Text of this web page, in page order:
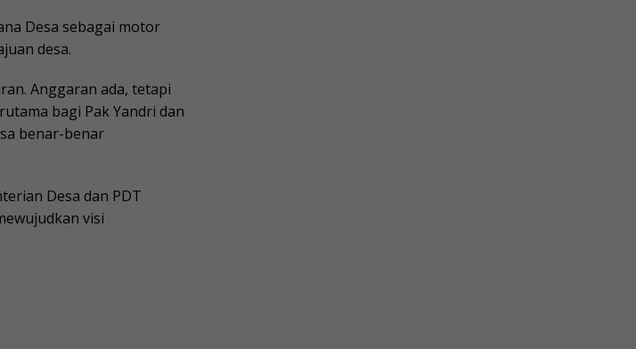
Desa sebagai motor
desa.
Anggaran ada, tetapi
bagi Pak Yandri dan
benar-benar
Desa dan PDT
visi